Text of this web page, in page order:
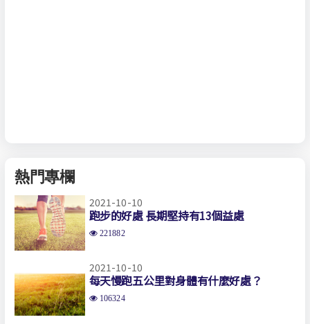
熱門專欄
2021-10-10
跑步的好處 長期堅持有13個益處
221882
2021-10-10
每天慢跑五公里對身體有什麼好處？
106324